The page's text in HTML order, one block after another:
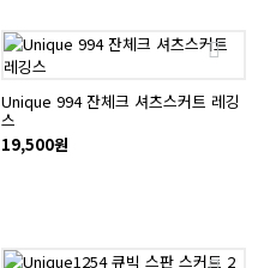
Unique 994 잔체크 셔츠스커트 레깅
스
19,500원